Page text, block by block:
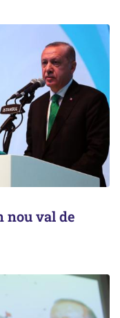
nou val de